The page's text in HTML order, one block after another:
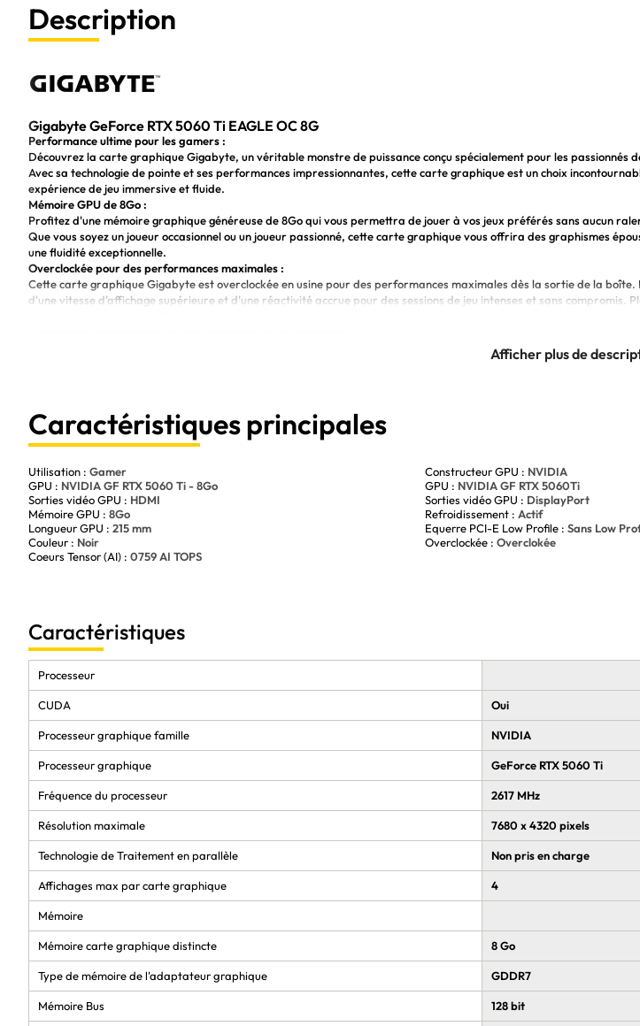
Description
Gigabyte GeForce RTX 5060 Ti EAGLE OC 8G
Performance ultime pour les gamers :
Découvrez la carte graphique Gigabyte, un véritable monstre de puissance conçu spécialement pour les passionnés
Avec sa technologie de pointe et ses performances impressionnantes, cette carte graphique est un choix
expérience de jeu immersive et fluide.
Mémoire GPU de 8Go :
Profitez d'une mémoire graphique généreuse de 8Go qui vous permettra de jouer à vos jeux préférés sans aucun
Que vous soyez un joueur occasionnel ou un joueur passionné, cette carte graphique vous offrira des graphismes
une fluidité exceptionnelle.
Overclockée pour des performances maximales :
Cette carte graphique Gigabyte est overclockée en usine pour des performances maximales dès la sortie de la boîte.
d'une vitesse d'affichage supérieure et d'une réactivité accrue pour des sessions de jeu intenses et sans compromis.
Caractéristiques principales
Utilisation : Gamer Constructeur GPU : NVIDIA
GPU : NVIDIA GF RTX 5060 Ti - 8Go GPU : NVIDIA GF RTX 5060Ti
Sorties vidéo GPU : HDMI Sorties vidéo GPU : DisplayPort
Mémoire GPU : 8Go Refroidissement : Actif
Longueur GPU : 215 mm Equerre PCI-E Low Profile : Sans Low
Couleur : Noir Overclockée : Overclokée
Coeurs Tensor (AI) : 0759 AI TOPS
Caractéristiques
Processeur
CUDA Oui
Processeur graphique famille NVIDIA
Processeur graphique GeForce RTX 5060 Ti
Fréquence du processeur 2617 MHz
Résolution maximale 7680 x 4320 pixels
Technologie de Traitement en parallèle Non pris en charge
Affichages max par carte graphique 4
Mémoire
Mémoire carte graphique distincte 8 Go
Type de mémoire de l'adaptateur graphique GDDR7
Mémoire Bus 128 bit